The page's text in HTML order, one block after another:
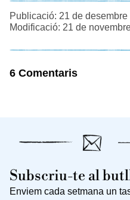
Publicació: 21 de
Modificació: 21 de
6 Comentaris
Subscriu-te al
Enviem cada setmana un